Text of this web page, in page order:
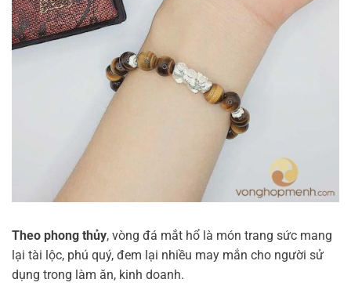
Theo phong thủy, vòng đá mắt hổ là món trang sức mang
lại tài lộc, phú quý, đem lại nhiều may mắn cho người sử
dụng trong làm ăn, kinh doanh.